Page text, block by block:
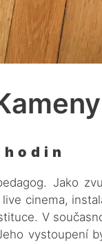
Jako
cinema,
V
vystoupení